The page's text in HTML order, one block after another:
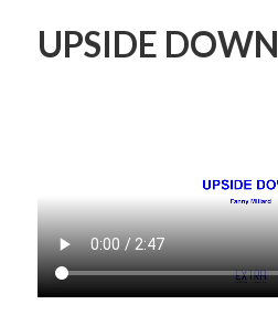
UPSIDE DOWN